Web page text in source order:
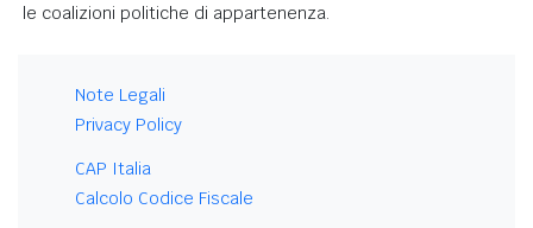
le coalizioni politiche di appartenenza.
Note Legali
Privacy Policy
CAP Italia
Calcolo Codice Fiscale